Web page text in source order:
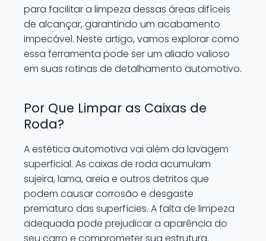
para facilitar a limpeza dessas áreas difíceis
de alcançar, garantindo um acabamento
impecável. Neste artigo, vamos explorar como
essa ferramenta pode ser um aliado valioso
em suas rotinas de detalhamento automotivo.
Por Que Limpar as Caixas de
Roda?
A estética automotiva vai além da lavagem
superficial. As caixas de roda acumulam
sujeira, lama, areia e outros detritos que
podem causar corrosão e desgaste
prematuro das superfícies. A falta de limpeza
adequada pode prejudicar a aparência do